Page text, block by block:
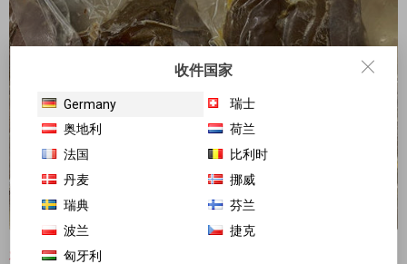
对不起-这个产品已经不再提供
收件国家
Germany
瑞士
奥地利
荷兰
法国
比利时
丹麦
挪威
瑞典
芬兰
波兰
捷克
匈牙利